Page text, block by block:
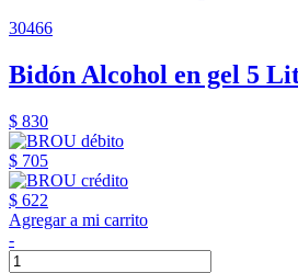
30466
Bidón Alcohol en gel 5
$ 830
$ 705
$ 622
Agregar a mi carrito
-